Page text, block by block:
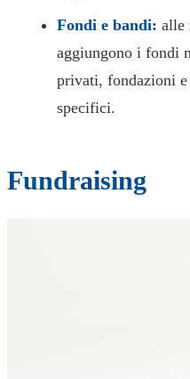
Fondi e bandi: alle
aggiungono i fondi
privati, fondazioni e
specifici.
Fundraising